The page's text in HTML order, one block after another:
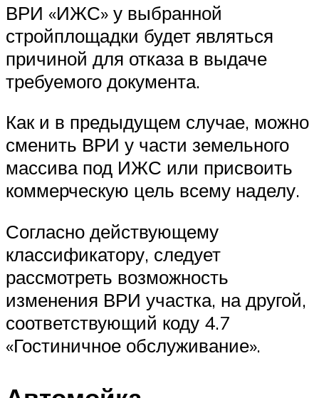
ВРИ «ИЖС» у выбранной
стройплощадки будет являться
причиной для отказа в выдаче
требуемого документа.
Как и в предыдущем случае, можно
сменить ВРИ у части земельного
массива под ИЖС или присвоить
коммерческую цель всему наделу.
Согласно действующему
классификатору, следует
рассмотреть возможность
изменения ВРИ участка, на другой,
соответствующий коду 4.7
«Гостиничное обслуживание».